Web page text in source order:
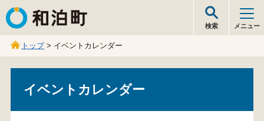
和泊町
検索 メニュー
トップ> イベントカレンダー
イベントカレンダー